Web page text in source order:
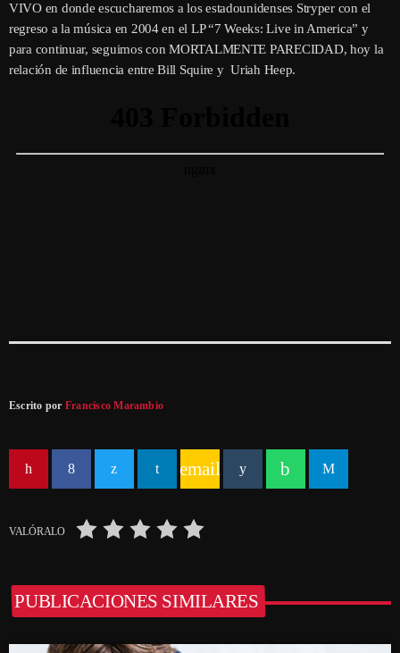
VIVO en donde escucharemos a los estadounidenses Stryper con el
regreso a la música en 2004 en el LP “7 Weeks: Live in America” y
para continuar, seguimos con MORTALMENTE PARECIDAD, hoy la
relación de influencia entre Bill Squire y Uriah Heep.
Escrito por Francisco Marambio
email
VALÓRALO
PUBLICACIONES SIMILARES